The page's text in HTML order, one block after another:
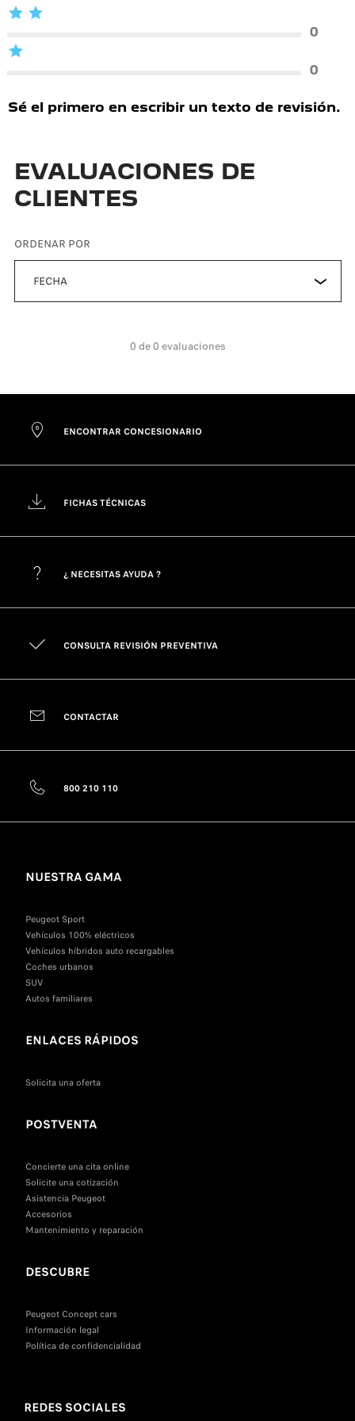
0Este
0Muy
Sé el primero en escribir un texto de revisión.
EVALUACIONES DE
CLIENTES
ORDENAR POR
0 de 0 evaluaciones
ENCONTRAR CONCESIONARIO
FICHAS TÉCNICAS
¿ NECESITAS AYUDA ?
CONSULTA REVISIÓN PREVENTIVA
CONTACTAR
800 210 110
NUESTRA GAMA
Peugeot Sport
Vehículos 100% eléctricos
Vehículos híbridos auto recargables
Coches urbanos
SUV
Autos familiares
ENLACES RÁPIDOS
Solicita una oferta
POSTVENTA
Concierte una cita online
Solicite una cotización
Asistencia Peugeot
Accesorios
Mantenimiento y reparación
DESCUBRE
Peugeot Concept cars
Información legal
Política de confidencialidad
REDES SOCIALES